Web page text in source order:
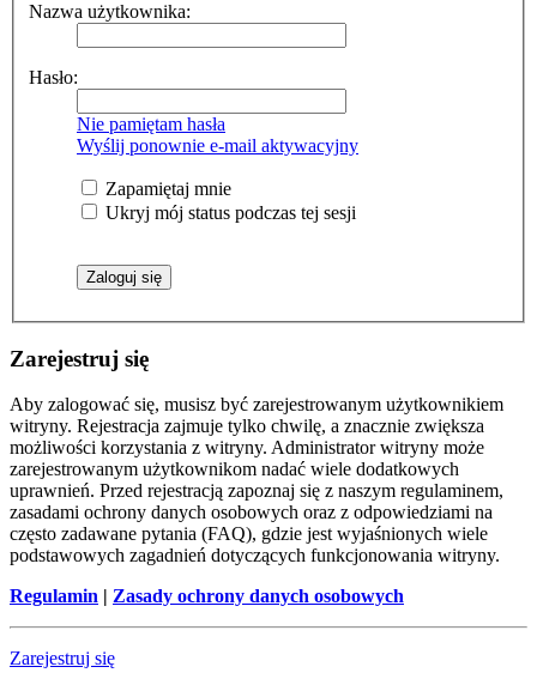
Nazwa użytkownika:
Hasło:
Nie pamiętam hasła
Wyślij ponownie e-mail aktywacyjny
Zapamiętaj mnie
Ukryj mój status podczas tej sesji
Zarejestruj się
Aby zalogować się, musisz być zarejestrowanym użytkownikiem
witryny. Rejestracja zajmuje tylko chwilę, a znacznie zwiększa
możliwości korzystania z witryny. Administrator witryny może
zarejestrowanym użytkownikom nadać wiele dodatkowych
uprawnień. Przed rejestracją zapoznaj się z naszym regulaminem,
zasadami ochrony danych osobowych oraz z odpowiedziami na
często zadawane pytania (FAQ), gdzie jest wyjaśnionych wiele
podstawowych zagadnień dotyczących funkcjonowania witryny.
Regulamin | Zasady ochrony danych osobowych
Zarejestruj się